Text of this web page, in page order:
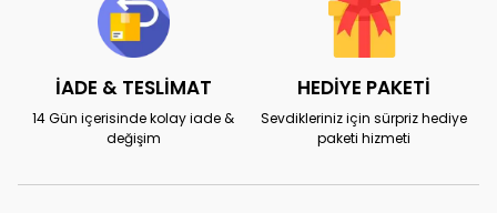
İADE & TESLİMAT
14 Gün içerisinde kolay iade &
değişim
HEDİYE PAKETİ
Sevdikleriniz için sürpriz hediye
paketi hizmeti